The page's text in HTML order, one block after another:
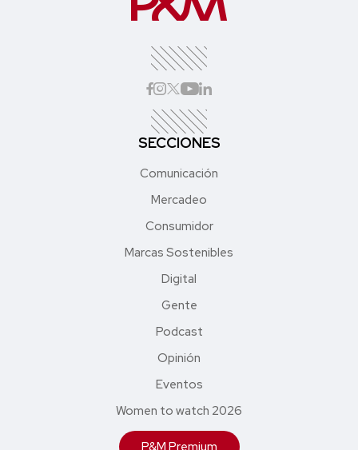
SECCIONES
Comunicación
Mercadeo
Consumidor
Marcas Sostenibles
Digital
Gente
Podcast
Opinión
Eventos
Women to watch 2026
P&M Premium